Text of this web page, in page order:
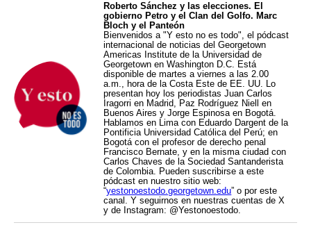
Roberto Sánchez y las elecciones. El
gobierno Petro y el Clan del Golfo. Marc
Bloch y el Panteón
Bienvenidos a "Y esto no es todo", el pódcast
internacional de noticias del Georgetown
Americas Institute de la Universidad de
Georgetown en Washington D.C. Está
disponible de martes a viernes a las 2.00
a.m., hora de la Costa Este de EE. UU. Lo
presentan hoy los periodistas Juan Carlos
Iragorri en Madrid, Paz Rodríguez Niell en
Buenos Aires y Jorge Espinosa en Bogotá.
Hablamos en Lima con Eduardo Dargent de la
Pontificia Universidad Católica del Perú; en
Bogotá con el profesor de derecho penal
Francisco Bernate, y en la misma ciudad con
Carlos Chaves de la Sociedad Santanderista
de Colombia. Pueden suscribirse a este
pódcast en nuestro sitio web:
“yestonoestodo.georgetown.edu” o por este
canal. Y seguirnos en nuestras cuentas de X
y de Instagram: @Yestonoestodo.